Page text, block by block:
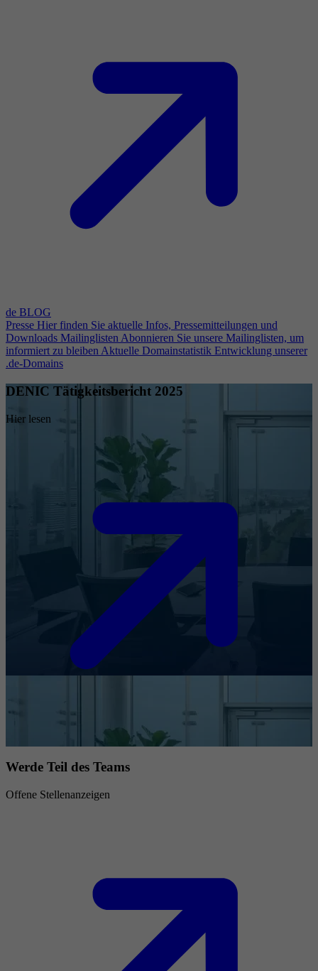
de BLOG
Presse Hier finden Sie aktuelle Infos, Pressemitteilungen und
Downloads Mailinglisten Abonnieren Sie unsere Mailinglisten, um
informiert zu bleiben Aktuelle Domainstatistik Entwicklung unserer
.de-Domains
DENIC Tätigkeitsbericht 2025
Hier lesen
Werde Teil des Teams
Offene Stellenanzeigen